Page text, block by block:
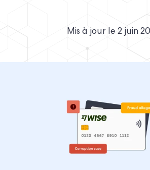
Mis à jour le 2 juin